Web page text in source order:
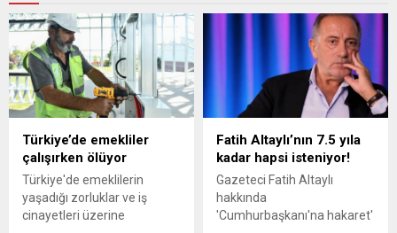
Türkiye’de emekliler
çalışırken ölüyor
Türkiye'de emeklilerin
yaşadığı zorluklar ve iş
cinayetleri üzerine
Fatih Altaylı’nın 7.5 yıla
kadar hapsi isteniyor!
Gazeteci Fatih Altaylı
hakkında
'Cumhurbaşkanı'na hakaret'